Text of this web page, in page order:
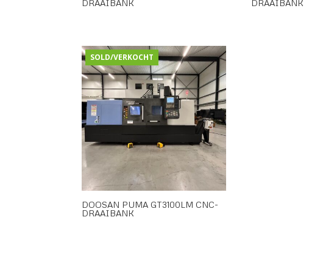
DRAAIBANK
DRAAIBANK
SOLD/VERKOCHT
DOOSAN PUMA GT3100LM CNC-
DRAAIBANK